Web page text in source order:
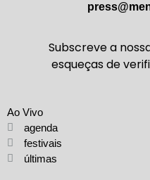
Subscreve a
esqueças de
Ao Vivo
agenda
festivais
últimas